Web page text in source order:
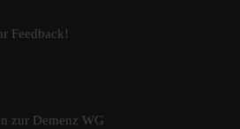
Feedback!
zur Demenz WG